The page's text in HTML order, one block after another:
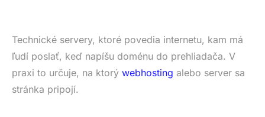
Technické servery, ktoré povedia internetu, kam má
ľudí poslať, keď napíšu doménu do prehliadača. V
praxi to určuje, na ktorý webhosting alebo server sa
stránka pripojí.